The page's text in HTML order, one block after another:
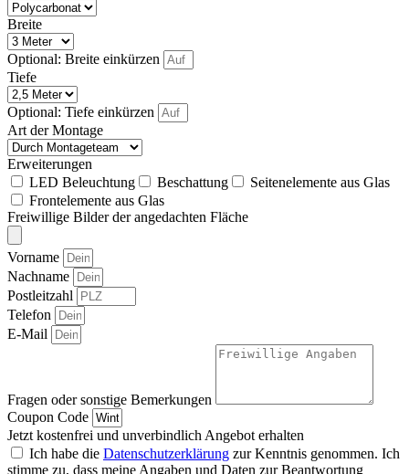
Breite
Optional: Breite einkürzen
Tiefe
Optional: Tiefe einkürzen
Art der Montage
Erweiterungen
LED Beleuchtung
Beschattung
Seitenelemente aus Glas
Frontelemente aus Glas
Freiwillige Bilder der angedachten Fläche
Vorname
Nachname
Postleitzahl
Telefon
E-Mail
Fragen oder sonstige Bemerkungen
Coupon Code
Jetzt kostenfrei und unverbindlich Angebot erhalten
Ich habe die Datenschutzerklärung zur Kenntnis genommen. Ich
stimme zu, dass meine Angaben und Daten zur Beantwortung